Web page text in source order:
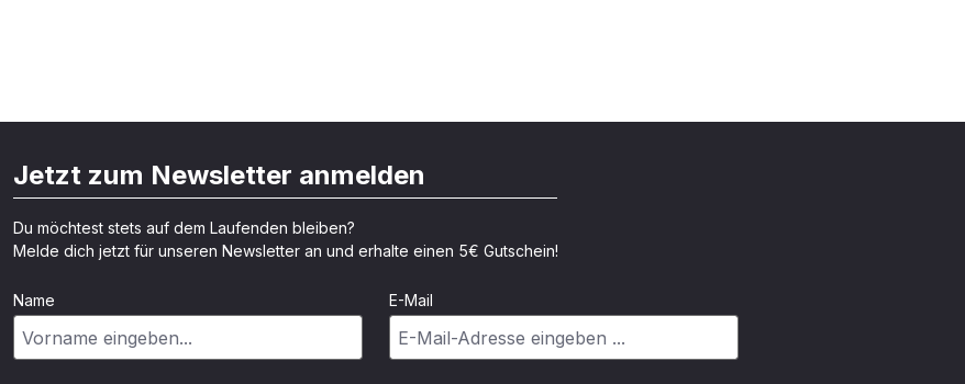
Jetzt zum Newsletter anmelden
Du möchtest stets auf dem Laufenden bleiben?
Melde dich jetzt für unseren Newsletter an und erhalte einen 5€ Gutschein!
Name E-Mail